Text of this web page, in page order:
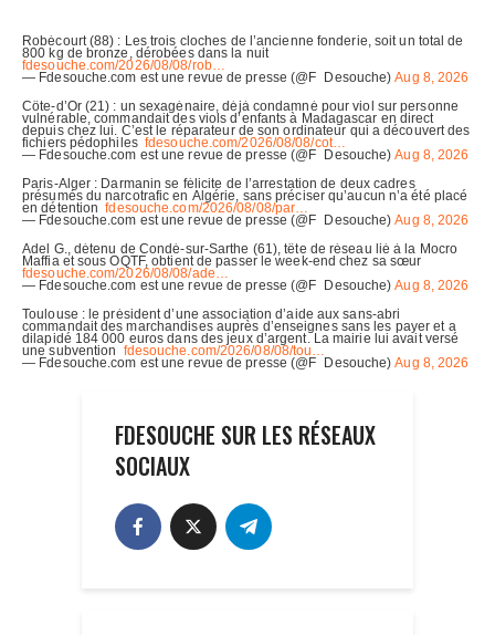
FDESOUCHE SUR LES RÉSEAUX
SOCIAUX